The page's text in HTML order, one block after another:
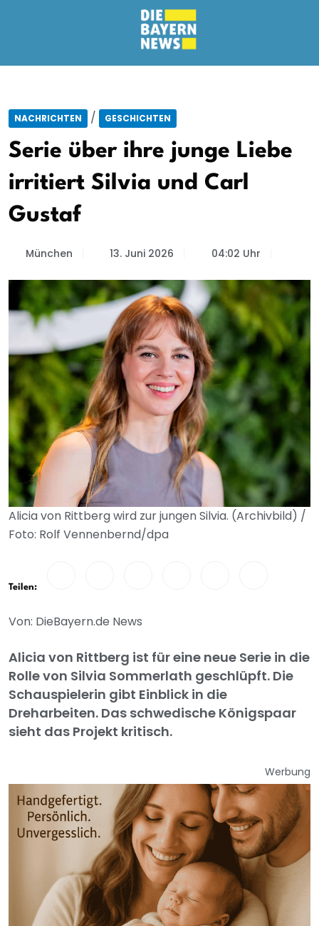
NACHRICHTEN / GESCHICHTEN
Serie über ihre junge Liebe
irritiert Silvia und Carl
Gustaf
München 13. Juni 2026 04:02 Uhr
Alicia von Rittberg wird zur jungen Silvia. (Archivbild) /
Foto: Rolf Vennenbernd/dpa
Teilen:
Von: DieBayern.de News
Alicia von Rittberg ist für eine neue Serie in die
Rolle von Silvia Sommerlath geschlüpft. Die
Schauspielerin gibt Einblick in die
Dreharbeiten. Das schwedische Königspaar
sieht das Projekt kritisch.
Werbung